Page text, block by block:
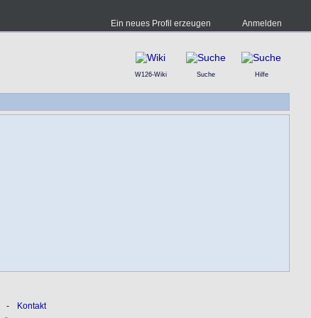
Ein neues Profil erzeugen Anmelden
W126-Wiki Suche Hilfe
- Kontakt